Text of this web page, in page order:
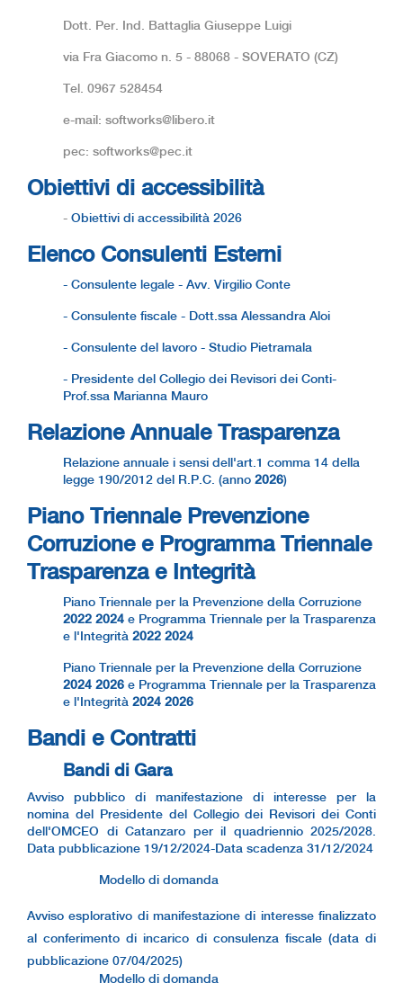
Dott. Per. Ind. Battaglia Giuseppe Luigi
via Fra Giacomo n. 5 - 88068 - SOVERATO (CZ)
Tel. 0967 528454
e-mail: softworks@libero.it
pec: softworks@pec.it
Obiettivi di accessibilità
- Obiettivi di accessibilità 2026
Elenco Consulenti Esterni
- Consulente legale - Avv. Virgilio Conte
- Consulente fiscale - Dott.ssa Alessandra Aloi
- Consulente del lavoro - Studio Pietramala
- Presidente del Collegio dei Revisori dei Conti-
Prof.ssa Marianna Mauro
Relazione Annuale Trasparenza
Relazione annuale i sensi dell'art.1 comma 14 della
legge 190/2012 del R.P.C. (anno 2026)
Piano Triennale Prevenzione
Corruzione e Programma Triennale
Trasparenza e Integrità
Piano Triennale per la Prevenzione della Corruzione
2022 2024 e Programma Triennale per la Trasparenza
e l'Integrità 2022 2024
Piano Triennale per la Prevenzione della Corruzione
2024 2026 e Programma Triennale per la Trasparenza
e l'Integrità 2024 2026
Bandi e Contratti
Bandi di Gara
Avviso pubblico di manifestazione di interesse per la
nomina del Presidente del Collegio dei Revisori dei Conti
dell'OMCEO di Catanzaro per il quadriennio 2025/2028.
Data pubblicazione 19/12/2024-Data scadenza 31/12/2024
Modello di domanda
Avviso esplorativo di manifestazione di interesse finalizzato
al conferimento di incarico di consulenza fiscale (data di
pubblicazione 07/04/2025)
Modello di domanda